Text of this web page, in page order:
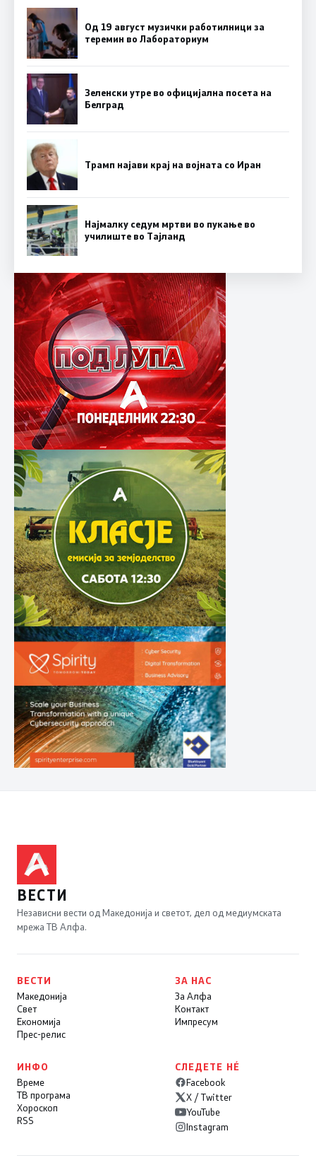
Од 19 август музички работилници за
теремин во Лабораториум
Зеленски утре во официјална посета на
Белград
Трамп најави крај на војната со Иран
Најмалку седум мртви во пукање во
училиште во Тајланд
ВЕСТИ
Независни вести од Македонија и светот, дел од медиумската
мрежа ТВ Алфа.
ВЕСТИ
Македонија
Свет
Економија
Прес-релис
ЗА НАС
За Алфа
Контакт
Импресум
ИНФО
Време
ТВ програма
Хороскоп
RSS
СЛЕДЕТЕ НÉ
Facebook
X / Twitter
YouTube
Instagram